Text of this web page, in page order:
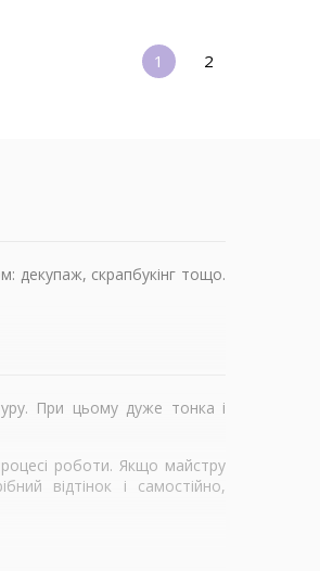
1 2
декупаж, скрапбукінг тощо.
При цьому дуже тонка і
роботи. Якщо майстру
відтінок і самостійно,